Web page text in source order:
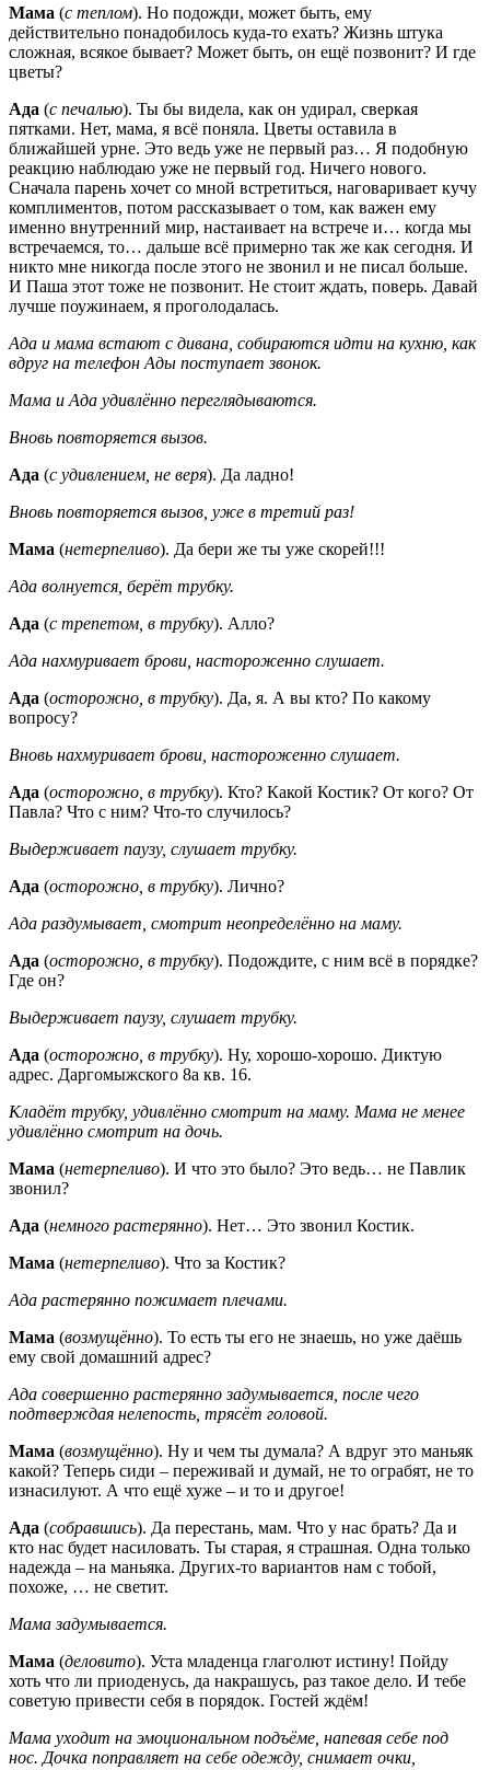
Мама (с теплом). Но подожди, может быть, ему
действительно понадобилось куда-то ехать? Жизнь штука
сложная, всякое бывает? Может быть, он ещё позвонит? И где
цветы?
Ада (с печалью). Ты бы видела, как он удирал, сверкая
пятками. Нет, мама, я всё поняла. Цветы оставила в
ближайшей урне. Это ведь уже не первый раз… Я подобную
реакцию наблюдаю уже не первый год. Ничего нового.
Сначала парень хочет со мной встретиться, наговаривает кучу
комплиментов, потом рассказывает о том, как важен ему
именно внутренний мир, настаивает на встрече и… когда мы
встречаемся, то… дальше всё примерно так же как сегодня. И
никто мне никогда после этого не звонил и не писал больше.
И Паша этот тоже не позвонит. Не стоит ждать, поверь. Давай
лучше поужинаем, я проголодалась.
Ада и мама встают с дивана, собираются идти на кухню, как
вдруг на телефон Ады поступает звонок.
Мама и Ада удивлённо переглядываются.
Вновь повторяется вызов.
Ада (с удивлением, не веря). Да ладно!
Вновь повторяется вызов, уже в третий раз!
Мама (нетерпеливо). Да бери же ты уже скорей!!!
Ада волнуется, берёт трубку.
Ада (с трепетом, в трубку). Алло?
Ада нахмуривает брови, настороженно слушает.
Ада (осторожно, в трубку). Да, я. А вы кто? По какому
вопросу?
Вновь нахмуривает брови, настороженно слушает.
Ада (осторожно, в трубку). Кто? Какой Костик? От кого? От
Павла? Что с ним? Что-то случилось?
Выдерживает паузу, слушает трубку.
Ада (осторожно, в трубку). Лично?
Ада раздумывает, смотрит неопределённо на маму.
Ада (осторожно, в трубку). Подождите, с ним всё в порядке?
Где он?
Выдерживает паузу, слушает трубку.
Ада (осторожно, в трубку). Ну, хорошо-хорошо. Диктую
адрес. Даргомыжского 8а кв. 16.
Кладёт трубку, удивлённо смотрит на маму. Мама не менее
удивлённо смотрит на дочь.
Мама (нетерпеливо). И что это было? Это ведь… не Павлик
звонил?
Ада (немного растерянно). Нет… Это звонил Костик.
Мама (нетерпеливо). Что за Костик?
Ада растерянно пожимает плечами.
Мама (возмущённо). То есть ты его не знаешь, но уже даёшь
ему свой домашний адрес?
Ада совершенно растерянно задумывается, после чего
подтверждая нелепость, трясёт головой.
Мама (возмущённо). Ну и чем ты думала? А вдруг это маньяк
какой? Теперь сиди – переживай и думай, не то ограбят, не то
изнасилуют. А что ещё хуже – и то и другое!
Ада (собравшись). Да перестань, мам. Что у нас брать? Да и
кто нас будет насиловать. Ты старая, я страшная. Одна только
надежда – на маньяка. Других-то вариантов нам с тобой,
похоже, … не светит.
Мама задумывается.
Мама (деловито). Уста младенца глаголют истину! Пойду
хоть что ли приоденусь, да накрашусь, раз такое дело. И тебе
советую привести себя в порядок. Гостей ждём!
Мама уходит на эмоциональном подъёме, напевая себе под
нос. Дочка поправляет на себе одежду, снимает очки,